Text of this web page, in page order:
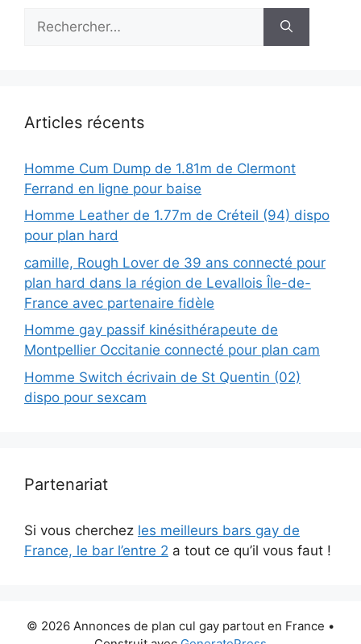
Articles récents
Homme Cum Dump de 1.81m de Clermont
Ferrand en ligne pour baise
Homme Leather de 1.77m de Créteil (94) dispo
pour plan hard
camille, Rough Lover de 39 ans connecté pour
plan hard dans la région de Levallois Île-de-
France avec partenaire fidèle
Homme gay passif kinésithérapeute de
Montpellier Occitanie connecté pour plan cam
Homme Switch écrivain de St Quentin (02)
dispo pour sexcam
Partenariat
Si vous cherchez les meilleurs bars gay de
France, le bar l’entre 2 a tout ce qu’il vous faut !
© 2026 Annonces de plan cul gay partout en France •